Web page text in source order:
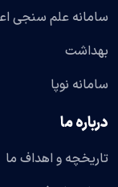
سامانه علم سنجی
بهداشت
سامانه نوپا
درباره ما
تاریخچه و اهداف ما